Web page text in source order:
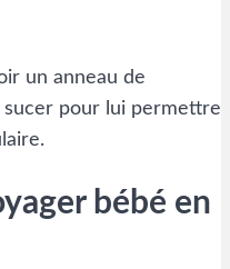
un anneau de
pour lui permettre
bébé en